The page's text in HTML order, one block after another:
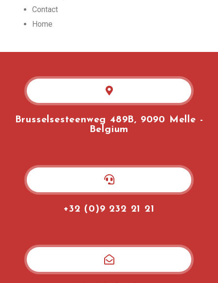
Contact
Home
Brusselsesteenweg 489B, 9090 Melle -
Belgium
+32 (0)9 232 21 21